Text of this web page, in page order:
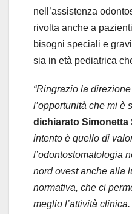
nell’assistenza
rivolta anche a
bisogni speciali e
sia in età pediatrica
“Ringrazio la
l’opportunità che mi è
dichiarato Simonetta
intento è quello di
l’odontostomatologia
nord ovest anche alla
normativa, che ci
meglio l’attività